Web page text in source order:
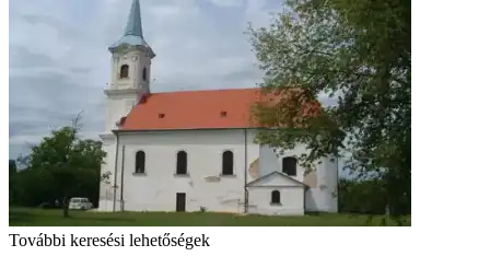
További keresési lehetőségek